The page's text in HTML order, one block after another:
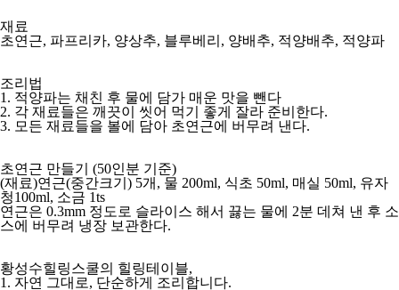
재료
초연근, 파프리카, 양상추, 블루베리, 양배추, 적양배추, 적양파
조리법
1. 적양파는 채친 후 물에 담가 매운 맛을 뺀다
2. 각 재료들은 깨끗이 씻어 먹기 좋게 잘라 준비한다.
3. 모든 재료들을 볼에 담아 초연근에 버무려 낸다.
초연근 만들기 (50인분 기준)
(재료)연근(중간크기) 5개, 물 200ml, 식초 50ml, 매실 50ml, 유자
청100ml, 소금 1ts
연근은 0.3mm 정도로 슬라이스 해서 끓는 물에 2분 데쳐 낸 후 소
스에 버무려 냉장 보관한다.
황성수힐링스쿨의 힐링테이블,
1. 자연 그대로, 단순하게 조리합니다.